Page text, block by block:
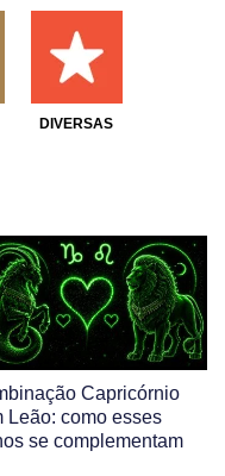
DIVERSAS
Capricórnio
Leão: como esses
se complementam